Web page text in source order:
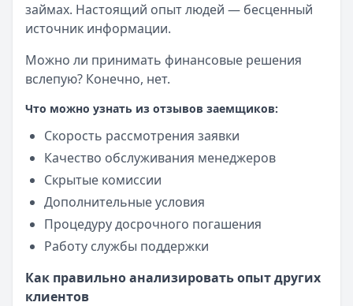
займах. Настоящий опыт людей — бесценный
источник информации.
Можно ли принимать финансовые решения
вслепую? Конечно, нет.
Что можно узнать из отзывов заемщиков:
Скорость рассмотрения заявки
Качество обслуживания менеджеров
Скрытые комиссии
Дополнительные условия
Процедуру досрочного погашения
Работу службы поддержки
Как правильно анализировать опыт других
клиентов